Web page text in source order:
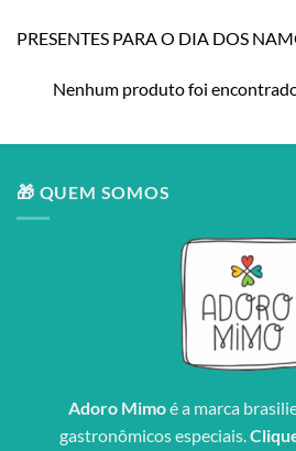
PRESENTES PARA O DIA DOS
Nenhum produto foi encontrado
🎁 QUEM SOMOS
Adoro Mimoé a marca
gastronômicos especiais.